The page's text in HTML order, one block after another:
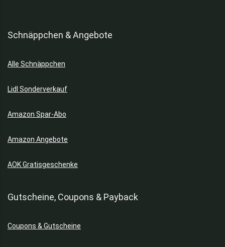
Schnäppchen & Angebote
Alle Schnäppchen
Lidl Sonderverkauf
Amazon Spar-Abo
Amazon Angebote
AOK Gratisgeschenke
Gutscheine, Coupons & Payback
Coupons & Gutscheine